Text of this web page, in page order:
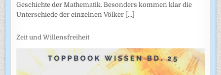
Geschichte der Mathematik. Besonders kommen klar die
Unterschiede der einzelnen Völker [...]
Zeit und Willensfreiheit